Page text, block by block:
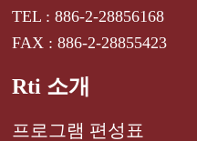
TEL : 886-2-28856168
FAX : 886-2-28855423
Rti 소개
프로그램 편성표